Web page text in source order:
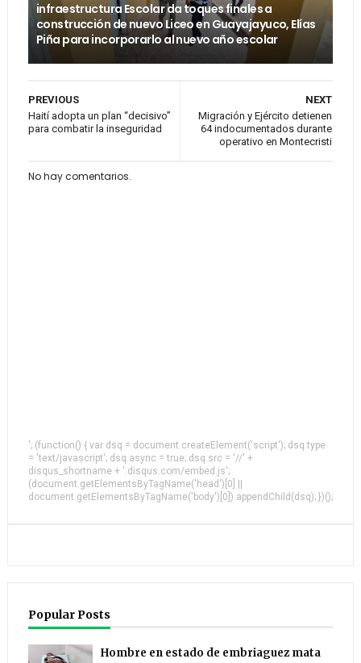
infraestructura Escolar da toques finales a
construcción de nuevo Liceo en Guayajayuco, Elías
Piña para incorporarlo al nuevo año escolar
NEXT
Migración y Ejército detienen
64 indocumentados durante
operativo en Montecristi
PREVIOUS
Haití adopta un plan “decisivo”
para combatir la inseguridad
No hay comentarios.
'; (function() { var dsq = document.createElement('script'); dsq.type
= 'text/javascript'; dsq.async = true; dsq.src = '//' +
disqus_shortname + '.disqus.com/embed.js';
(document.getElementsByTagName('head')[0] ||
document.getElementsByTagName('body')[0]).appendChild(dsq); })();
Popular Posts
Hombre en estado de embriaguez mata